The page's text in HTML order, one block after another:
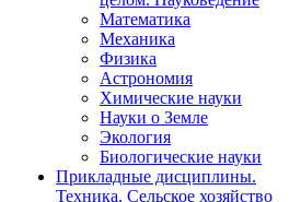
Математика
Механика
Физика
Астрономия
Химические науки
Науки о Земле
Экология
Биологические науки
Прикладные дисциплины.
Техника. Сельское хозяйство